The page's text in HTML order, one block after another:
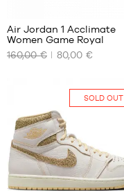
NOS
TAILLES
Air Jordan 1 Acclimate
Women Game Royal
160,00 €
80,00 €
SOLD OUT